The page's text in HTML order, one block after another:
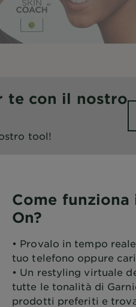
te con il nostro
tool!
Come
On?
• Provalo in tempo
tuo telefono oppure
• Un restyling virtuale
tutte le tonalità di
prodotti preferiti e